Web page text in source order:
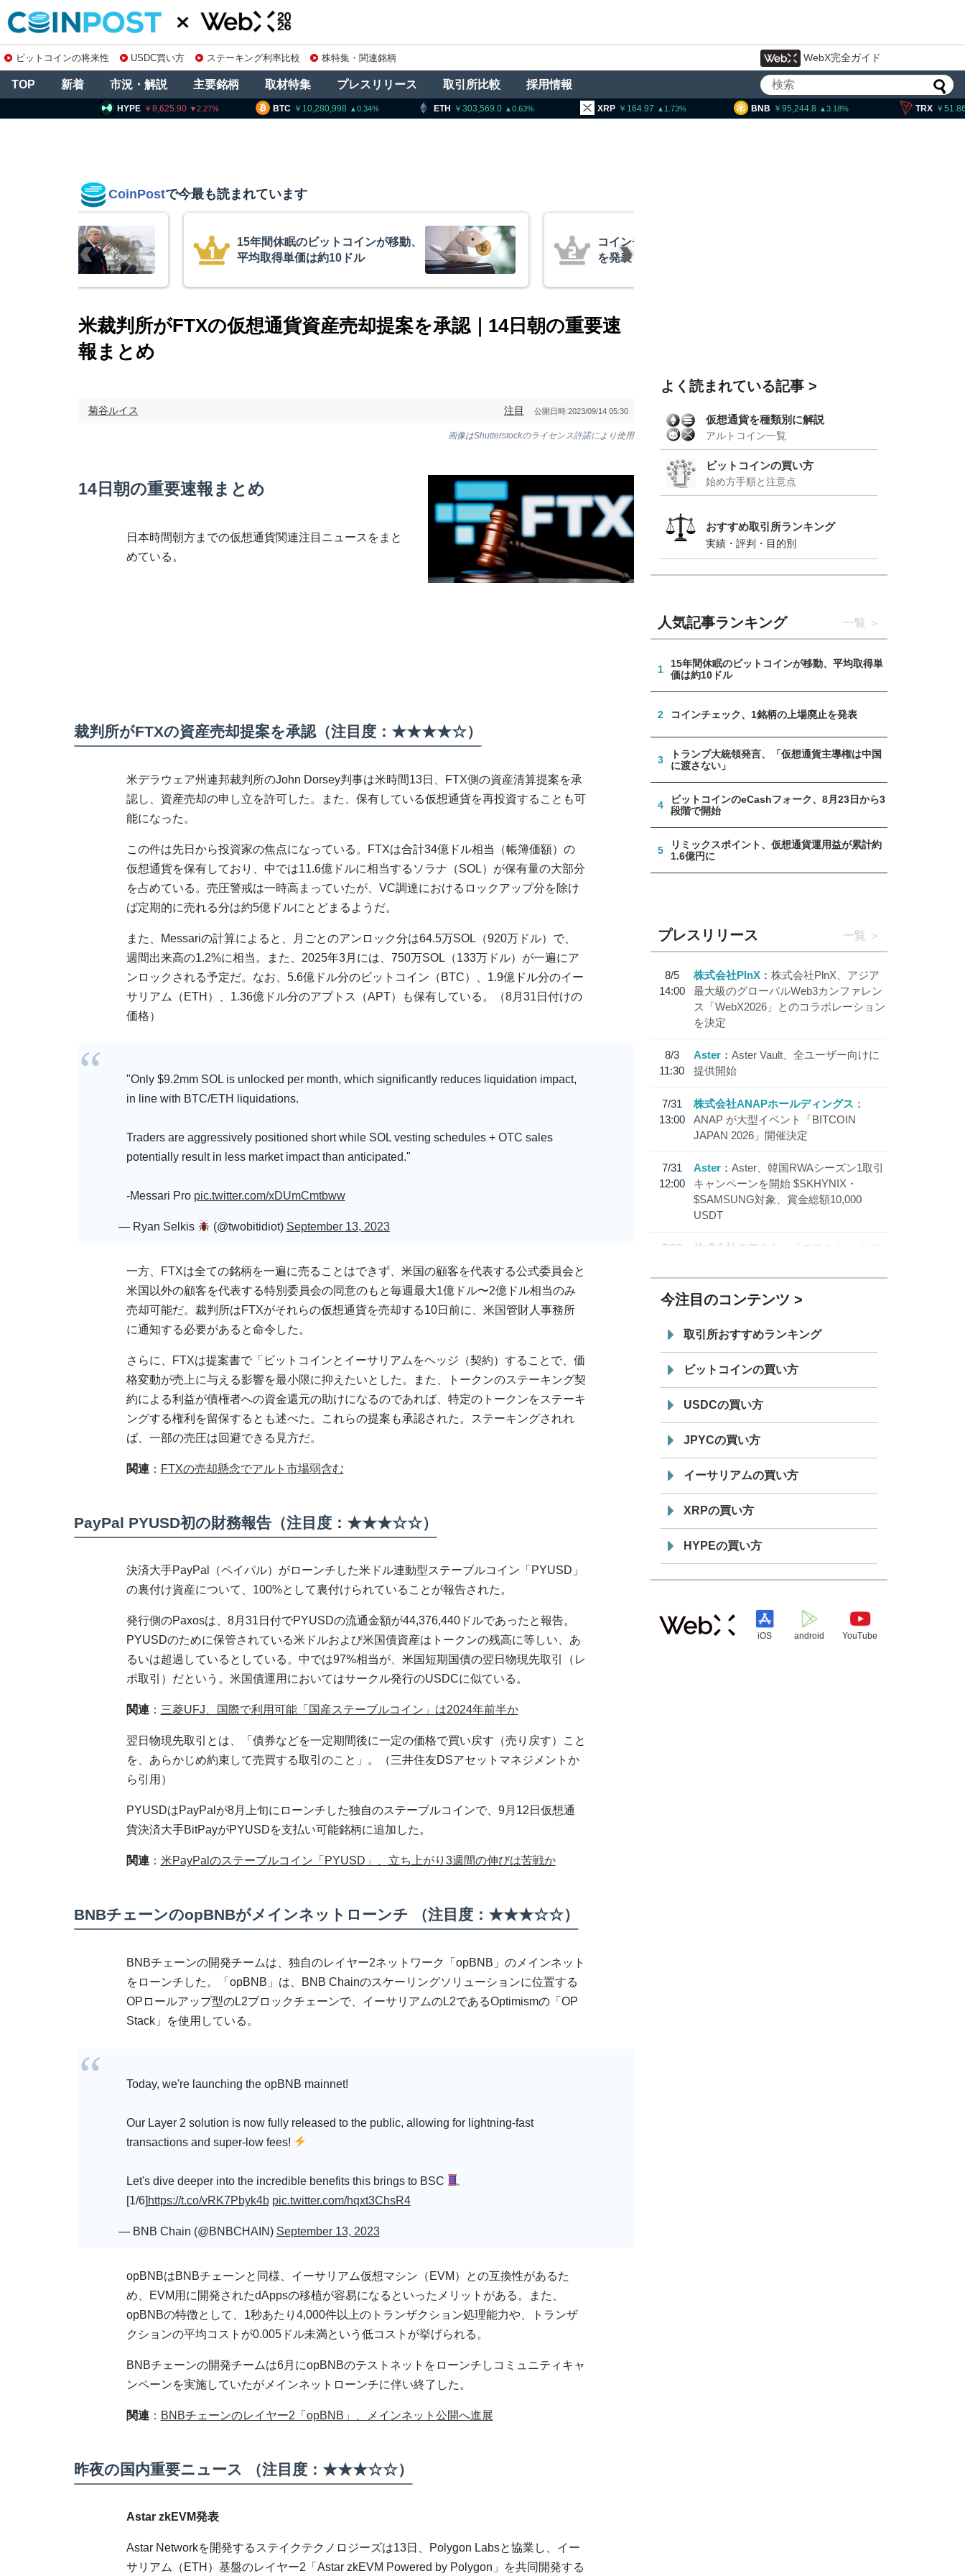
ビットコインの将来性 USDC買い方 ステーキング利率比較 株特集・関連銘柄 WebX完全ガイド
TOP 新着 市況・解説 主要銘柄 取材特集 プレスリリース 取引所比較 採用情報
BTC 10,280,998 ETH 303,569.0 XRP 164.97 BNB 95,244.8 TRX 51.86 SOL
CoinPostで今最も読まれています
コインチェック、1銘柄の上場廃止
を発表
トランプ大統領発言、「仮想通貨主
導権は中国に渡さない」
米裁判所がFTXの仮想通貨資産売却提案を承認｜14日朝の重要速
報まとめ
菊谷ルイス 注目 公開日時:2023/09/14 05:30
画像はShutterstockのライセンス許諾により使用
14日朝の重要速報まとめ
日本時間朝方までの仮想通貨関連注目ニュースをまと
めている。
裁判所がFTXの資産売却提案を承認（注目度：★★★★☆）
米デラウェア州連邦裁判所のJohn Dorsey判事は米時間13日、FTX側の資産清算提案を承
認し、資産売却の申し立を許可した。また、保有している仮想通貨を再投資することも可
能になった。
この件は先日から投資家の焦点になっている。FTXは合計34億ドル相当（帳簿価額）の
仮想通貨を保有しており、中では11.6億ドルに相当するソラナ（SOL）が保有量の大部分
を占めている。売圧警戒は一時高まっていたが、VC調達におけるロックアップ分を除け
ば定期的に売れる分は約5億ドルにとどまるようだ。
また、Messariの計算によると、月ごとのアンロック分は64.5万SOL（920万ドル）で、
週間出来高の1.2%に相当。また、2025年3月には、750万SOL（133万ドル）が一遍にア
ンロックされる予定だ。なお、5.6億ドル分のビットコイン（BTC）、1.9億ドル分のイー
サリアム（ETH）、1.36億ドル分のアプトス（APT）も保有している。（8月31日付けの
価格）
"Only $9.2mm SOL is unlocked per month, which significantly reduces liquidation impact,
in line with BTC/ETH liquidations.
Traders are aggressively positioned short while SOL vesting schedules + OTC sales
potentially result in less market impact than anticipated."
-Messari Pro pic.twitter.com/xDUmCmtbww
— Ryan Selkis (@twobitidiot) September 13, 2023
一方、FTXは全ての銘柄を一遍に売ることはできず、米国の顧客を代表する公式委員会と
米国以外の顧客を代表する特別委員会の同意のもと毎週最大1億ドル〜2億ドル相当のみ
売却可能だ。裁判所はFTXがそれらの仮想通貨を売却する10日前に、米国管財人事務所
に通知する必要があると命令した。
さらに、FTXは提案書で「ビットコインとイーサリアムをヘッジ（契約）することで、価
格変動が売上に与える影響を最小限に抑えたいとした。また、トークンのステーキング契
約による利益が債権者への資金還元の助けになるのであれば、特定のトークンをステーキ
ングする権利を留保するとも述べた。これらの提案も承認された。ステーキングされれ
ば、一部の売圧は回避できる見方だ。
関連： FTXの売却懸念でアルト市場弱含む
PayPal PYUSD初の財務報告（注目度：★★★☆☆）
決済大手PayPal（ペイパル）がローンチした米ドル連動型ステーブルコイン「PYUSD」
の裏付け資産について、100%として裏付けられていることが報告された。
発行側のPaxosは、8月31日付でPYUSDの流通金額が44,376,440ドルであったと報告。
PYUSDのために保管されている米ドルおよび米国債資産はトークンの残高に等しい、あ
るいは超過しているとしている。中では97%相当が、米国短期国債の翌日物現先取引（レ
ポ取引）だという。米国債運用においてはサークル発行のUSDCに似ている。
関連： 三菱UFJ、国際で利用可能「国産ステーブルコイン」は2024年前半か
翌日物現先取引とは、「債券などを一定期間後に一定の価格で買い戻す（売り戻す）こと
を、あらかじめ約束して売買する取引のこと」。（三井住友DSアセットマネジメントか
ら引用）
PYUSDはPayPalが8月上旬にローンチした独自のステーブルコインで、9月12日仮想通
貨決済大手BitPayがPYUSDを支払い可能銘柄に追加した。
関連： 米PayPalのステーブルコイン「PYUSD」、立ち上がり3週間の伸びは苦戦か
BNBチェーンのopBNBがメインネットローンチ （注目度：★★★☆☆）
BNBチェーンの開発チームは、独自のレイヤー2ネットワーク「opBNB」のメインネット
をローンチした。「opBNB」は、BNB Chainのスケーリングソリューションに位置する
OPロールアップ型のL2ブロックチェーンで、イーサリアムのL2であるOptimismの「OP
Stack」を使用している。
Today, we're launching the opBNB mainnet!
Our Layer 2 solution is now fully released to the public, allowing for lightning-fast
transactions and super-low fees!
Let's dive deeper into the incredible benefits this brings to BSC
[1/6] https://t.co/vRK7Pbyk4b pic.twitter.com/hqxt3ChsR4
— BNB Chain (@BNBCHAIN) September 13, 2023
opBNBはBNBチェーンと同様、イーサリアム仮想マシン（EVM）との互換性があるた
め、EVM用に開発されたdAppsの移植が容易になるといったメリットがある。また、
opBNBの特徴として、1秒あたり4,000件以上のトランザクション処理能力や、トランザ
クションの平均コストが0.005ドル未満という低コストが挙げられる。
BNBチェーンの開発チームは6月にopBNBのテストネットをローンチしコミュニティキャ
ンペーンを実施していたがメインネットローンチに伴い終了した。
関連： BNBチェーンのレイヤー2「opBNB」、メインネット公開へ進展
昨夜の国内重要ニュース （注目度：★★★☆☆）
Astar zkEVM発表
Astar Networkを開発するステイクテクノロジーズは13日、Polygon Labsと協業し、イー
サリアム（ETH）基盤のレイヤー2「Astar zkEVM Powered by Polygon」を共同開発する
よく読まれている記事
仮想通貨を種類別に解説
アルトコイン一覧
ビットコインの買い方
始め方手順と注意点
おすすめ取引所ランキング
実績・評判・目的別
人気記事ランキング 一覧
1
15年間休眠のビットコインが移動、平均取得単
価は約10ドル
2 コインチェック、1銘柄の上場廃止を発表
3
トランプ大統領発言、「仮想通貨主導権は中国
に渡さない」
4
ビットコインのeCashフォーク、8月23日から3
段階で開始
5
リミックスポイント、仮想通貨運用益が累計約
1.6億円に
プレスリリース 一覧
8/5
14:00
株式会社PlnX
株式会社PlnX、アジア
最大級のグローバルWeb3カンファレン
ス「WebX2026」とのコラボレーション
を決定
8/3
11:30
Aster
Aster Vault、全ユーザー向けに
提供開始
7/31
13:00
株式会社ANAPホールディングス
ANAP が大型イベント「BITCOIN
JAPAN 2026」開催決定
7/31
12:00
Aster
Aster、韓国RWAシーズン1取引
キャンペーンを開始 $SKHYNIX・
$SAMSUNG対象、賞金総額10,000
USDT
7/30
株式会社モアクト
「モアクト」 のポ
「 JPYC」を追加
19:30
てステーブルコイン「JPYSC」徹底解
説セミナーを開催
今注目のコンテンツ
取引所おすすめランキング
ビットコインの買い方
USDCの買い方
JPYCの買い方
イーサリアムの買い方
XRPの買い方
HYPEの買い方
iOS android YouTube